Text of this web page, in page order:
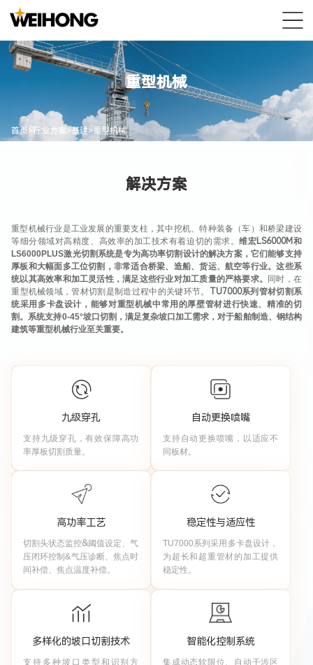
重型机械
首页>行业方案>基建>重型机械
解决方案
重型机械行业是工业发展的重要支柱，其中挖机、特种装备（车）和桥梁建设
等细分领域对高精度、高效率的加工技术有着迫切的需求。维宏LS6000M 和
LS6000PLUS激光切割系统是专为高功率切割设计的解决方案，它们能够支持
厚板和大幅面多工位切割，非常适合桥梁、造船、货运、航空等行业。这些系
统以其高效率和加工灵活性，满足这些行业对加工质量的严格要求。
同时， 在
重型机械领域，管材切割是制造过程中的关键环节。
TU7000系列管材切割系
统采用多卡盘设计，能够对重型机械中常用的厚壁管材进行快速、精准的切
割。系统支持0-45°坡口切割，满足复杂坡口加工需求，对于船舶制造、钢结构
建筑等重型机械行业至关重要。
九级穿孔
支持九级穿孔，有效保障高功
率厚板切割质量
自动更换喷嘴
支持自动更换喷嘴 ，以适应不
同板材。
高功率工艺
切割头状态监控&阈值设定、气
压闭环控制&气压诊断、焦点时
间补偿、焦点温度补偿。
稳定性与适应性
TU7000系列采用多卡盘设计，
为超长和超重管材的加工提供
稳定性。
多样化的坡口切割技术
支持多种坡口类型和识别方
智能化控制系统
集成动态软限位、自动干涉区